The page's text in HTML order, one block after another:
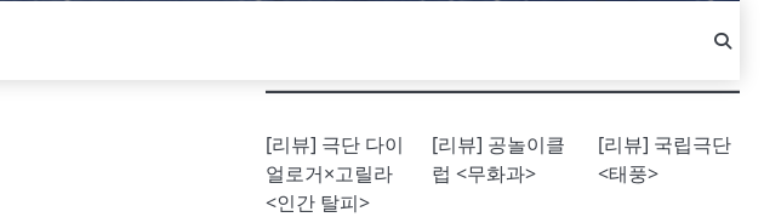
[리뷰] 극단 다이
얼로거×고릴라
<인간 탈피>
[리뷰] 공놀이클
럽 <무화과>
[리뷰] 국립극단
<태풍>